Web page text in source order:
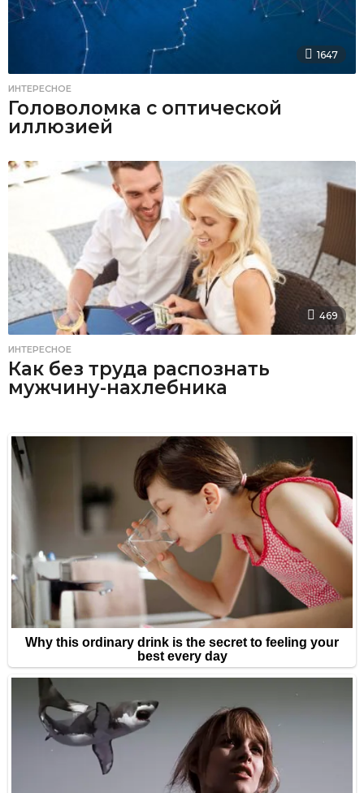
1647
ИНТЕРЕСНОЕ
Головоломка с оптической
иллюзией
469
ИНТЕРЕСНОЕ
Как без труда распознать
мужчину-нахлебника